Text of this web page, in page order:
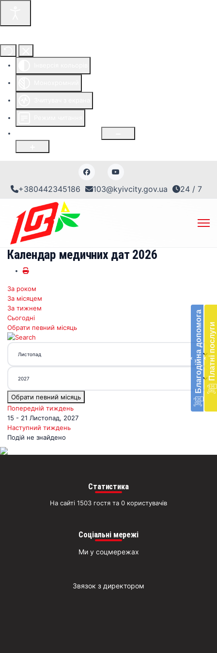
+380442345186 103@kyivcity.gov.ua 24 / 7
‹ Благодійна допомогав
‹ Платні послуги
Календар медичних дат 2026
За роком
За місяцем
За тижнем
Сьогодні
Обрати певний місяць
Обрати певний місяць
Попередній тиждень
15 - 21 Листопад, 2027
Наступний тиждень
Подій не знайдено
Статистика
На сайті 1503 гостя та 0 користувачів
Соціальні мережі
Ми у соцмережах
Звязок з директором